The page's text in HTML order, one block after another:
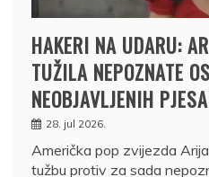
HAKERI NA UDARU:
TUŽILA NEPOZNATE
NEOBJAVLJENIH
28. jul 2026.
Američka pop zvijezda
tužbu protiv za sada